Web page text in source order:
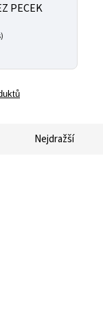
PECEK
Nejdražší